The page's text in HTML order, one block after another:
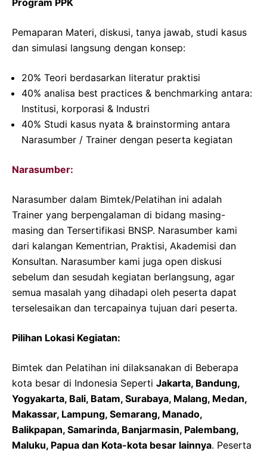
Pemaparan Materi, diskusi, tanya jawab, studi kasus
dan simulasi langsung dengan konsep:
20% Teori berdasarkan literatur praktisi
40% analisa best practices & benchmarking antara:
Institusi, korporasi & Industri
40% Studi kasus nyata & brainstorming antara
Narasumber / Trainer dengan peserta kegiatan
Narasumber:
Narasumber dalam Bimtek/Pelatihan ini adalah
Trainer yang berpengalaman di bidang masing-
masing dan Tersertifikasi BNSP. Narasumber kami
dari kalangan Kementrian, Praktisi, Akademisi dan
Konsultan. Narasumber kami juga open diskusi
sebelum dan sesudah kegiatan berlangsung, agar
semua masalah yang dihadapi oleh peserta dapat
terselesaikan dan tercapainya tujuan dari peserta.
Pilihan Lokasi Kegiatan:
Bimtek dan Pelatihan ini dilaksanakan di Beberapa
kota besar di Indonesia Seperti Jakarta, Bandung,
Yogyakarta, Bali, Batam, Surabaya, Malang, Medan,
Makassar, Lampung, Semarang, Manado,
Balikpapan, Samarinda, Banjarmasin, Palembang,
Maluku, Papua dan Kota-kota besar lainnya. Peserta